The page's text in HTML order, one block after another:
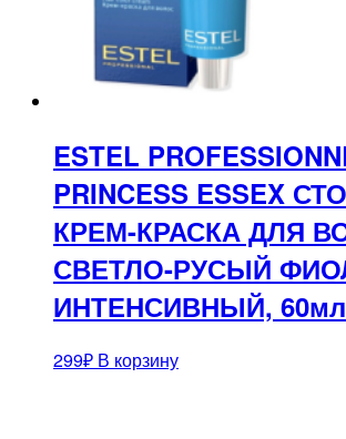
ESTEL
PRINCESS ESSEX
КРЕМ-КРАСКА ДЛЯ
СВЕТЛО-РУСЫЙ
ИНТЕНСИВНЫЙ, 60мл
299₽ В корзину